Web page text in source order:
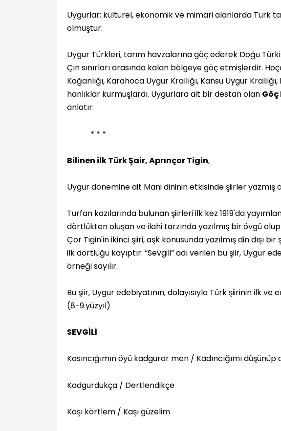
Uygurlar; kültürel, ekonomik ve mimari alanlarda Türk
olmuştur.
Uygur Türkleri, tarım havzalarına göç ederek Doğu
Çin sınırları arasında kalan bölgeye göç etmişlerdir.
Kağanlığı, Karahoca Uygur Krallığı, Kansu Uygur
hanlıklar kurmuşlardı. Uygurlara ait bir destan olan Göç
anlatır.
* * *
Bilinen ilk Türk Şair, Aprınçor Tigin,
Uygur dönemine ait Mani dininin etkisinde şiirler yazmış
Turfan kazılarında bulunan şiirleri ilk kez 1919'da
dörtlükten oluşan ve ilahi tarzında yazılmış bir övgü
Çor Tigin'in ikinci şiiri, aşk konusunda yazılmış din dışı
ilk dörtlüğü kayıptır. “Sevgili” adı verilen bu şiir, Uygur
örneği sayılır.
Bu şiir, Uygur edebiyatının, dolayısıyla Türk şiirinin ilk ve
(8-9.yüzyıl)
SEVGİLİ
Kasıncığımın öyü kadgurar men / Kadıncığımı
Kadgurdukça / Dertlendikçe
Kaşı körtlem / Kaşı güzelim